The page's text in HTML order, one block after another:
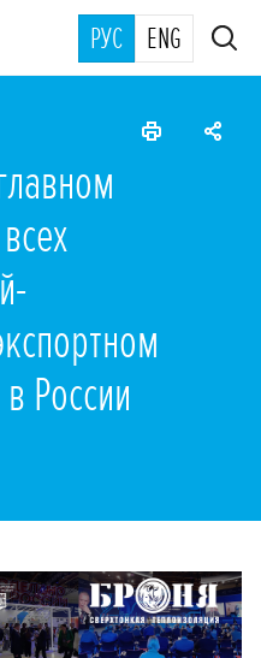
РУС ENG
России